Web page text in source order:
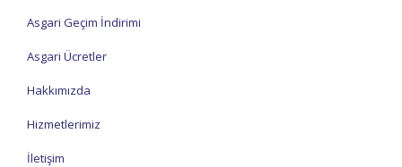
Asgari Geçim İndirimi
Asgari Ücretler
Hakkımızda
Hizmetlerimiz
İletişim